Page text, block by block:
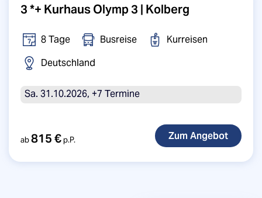
3 *+ Kurhaus Olymp 3 | Kolberg
8 Tage Busreise
Kurreisen
Deutschland
Sa. 31.10.2026, +7 Termine
ab815 €p.P.